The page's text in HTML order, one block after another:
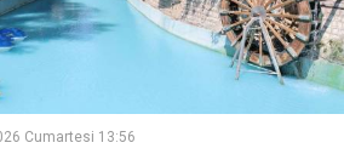
Cumartesi 13:56